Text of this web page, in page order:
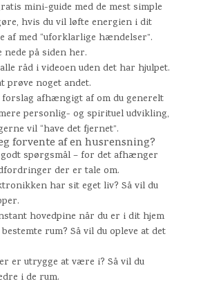
mini-guide med de mest simple
hvis du vil løfte energien i dit
af med “uforklarlige hændelser”.
på siden her.
råd i videoen uden det har hjulpet.
prøve noget andet.
afhængigt af om du generelt
personlig- og spirituel udvikling,
vil “have det fjernet”.
forvente af en husrensning?
spørgsmål – for det afhænger
der er tale om.
har sit eget liv? Så vil du
hovedpine når du er i dit hjem
rum? Så vil du opleve at det
er utrygge at være i? Så vil du
i de rum.